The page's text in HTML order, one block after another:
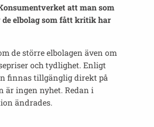
att man som
elbolag som fått kritik har
de större elbolagen även om
och tydlighet. Enligt
finnas tillgänglig direkt på
är ingen nyhet. Redan i
ändrades.